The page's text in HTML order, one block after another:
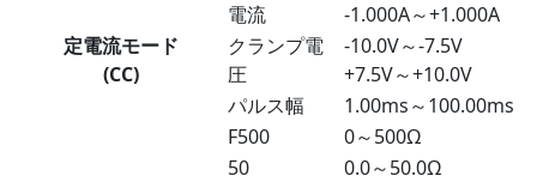
定電流モード
(CC)
電流
-1.000A～+1.000A
クランプ電
圧
-10.0V～-7.5V
+7.5V～+10.0V
パルス幅
1.00ms～100.00ms
F500
0～500Ω
50
0.0～50.0Ω